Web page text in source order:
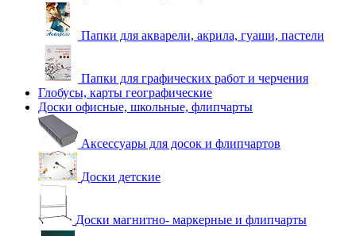
Папки для акварели, акрила, гуаши, пастели
Папки для графических работ и черчения
Глобусы, карты географические
Доски офисные, школьные, флипчарты
Аксессуары для досок и флипчартов
Доски детские
Доски магнитно- маркерные и флипчарты